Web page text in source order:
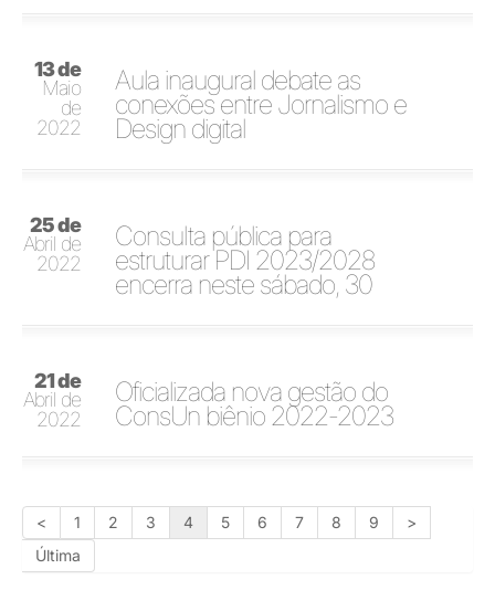
13 de
Maio
de
2022
Aula inaugural debate as
conexões entre Jornalismo e
Design digital
25 de
Abril de
2022
Consulta pública para
estruturar PDI 2023/2028
encerra neste sábado, 30
21 de
Abril de
2022
Oficializada nova gestão do
ConsUn biênio 2022-2023
< 1 2 3 4 5 6 7 8 9
>
Última